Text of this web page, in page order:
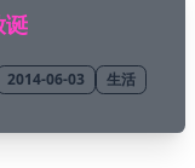
2014-06-03 生活